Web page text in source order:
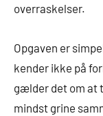
overraskelser.
Opgaven er
kender ikke på
gælder det om at
mindst grine